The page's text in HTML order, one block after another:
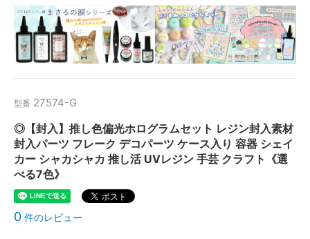
型番 27574-G
◎【封入】推し色偏光ホログラムセット レジン封入素材
封入パーツ フレーク デコパーツ ケース入り 容器 シェイ
カー シャカシャカ 推し活 UVレジン 手芸 クラフト《選
べる7色》
0 件のレビュー